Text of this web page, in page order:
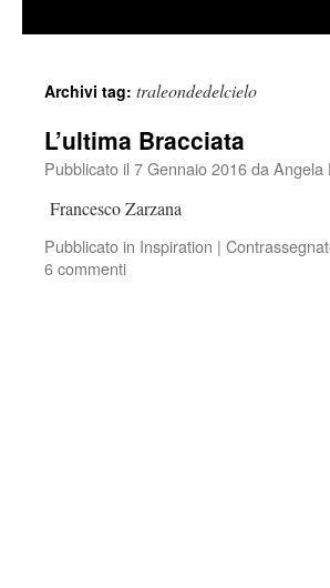
Archivi tag: traleondedelcielo
L’ultima Bracciata
Pubblicato il 7 Gennaio 2016da Angela
Francesco Zarzana
Pubblicato in Inspiration |
6 commenti